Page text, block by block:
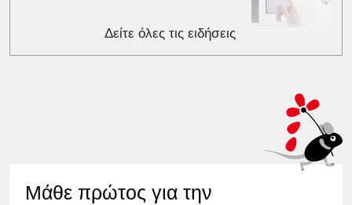
Δείτε όλες τις ειδήσεις
Μάθε πρώτος για την